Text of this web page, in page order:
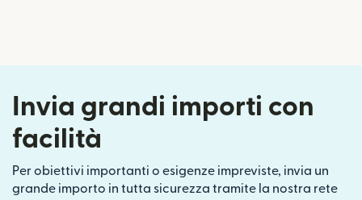
Invia grandi importi con
facilità
Per obiettivi importanti o esigenze impreviste, invia un
grande importo in tutta sicurezza tramite la nostra rete